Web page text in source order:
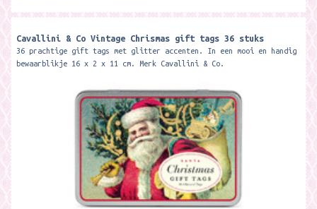
Cavallini & Co Vintage Chrismas gift tags 36 stuks
36 prachtige gift tags met glitter accenten. In een mooi en handig
bewaarblikje 16 x 2 x 11 cm. Merk Cavallini & Co.